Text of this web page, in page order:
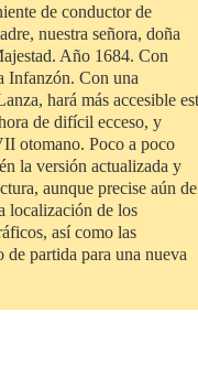
de conductor de
nuestra señora, doña
Año 1684. Con
Infanzón. Con una
hará más accesible
de difícil ecceso, y
otomano. Poco a poco
la versión actualizada y
aunque precise aún de
localización de los
así como las
partida para una nueva